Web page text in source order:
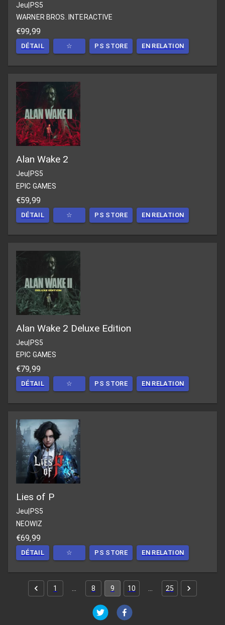
Jeu|PS5
WARNER BROS. INTERACTIVE
€99,99
DÉTAIL ☆ PS STORE EN RELATION
Alan Wake 2
Jeu PS5
EPIC GAMES
€59,99
DÉTAIL ☆ PS STORE EN RELATION
Alan Wake 2 Deluxe Edition
Jeu|PS5
EPIC GAMES
€79,99
DÉTAIL ☆ PS STORE EN RELATION
Lies of P
Jeu PS5
NEOWIZ
€69,99
DÉTAIL ☆ PS STORE EN RELATION
1 8 9 10 25